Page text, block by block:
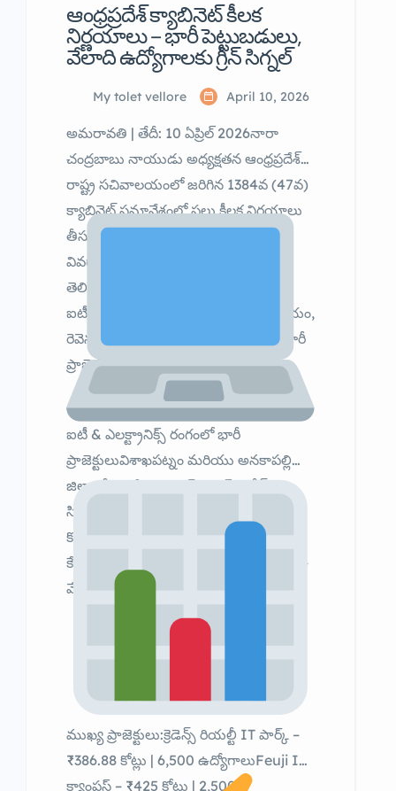
ఆంధ్రప్రదేశ్ క్యాబినెట్ కీలక
నిర్ణయాలు – భారీ పెట్టుబడులు,
వేలాది ఉద్యోగాలకు గ్రీన్ సిగ్నల్
My tolet vellore April 10, 2026
అమరావతి | తేదీ: 10 ఏప్రిల్ 2026నారా
చంద్రబాబు నాయుడు అధ్యక్షతన ఆంధ్రప్రదేశ్
రాష్ట్ర సచివాలయంలో జరిగిన 1384వ (47వ)
క్యాబినెట్ సమావేశంలో పలు కీలక నిర్ణయాలు
తీసుకోబడినట్లు ప్రభుత్వం వెల్లడించింది. ఈ
వివరాలను కొలుసు పార్థసారధి మీడియాకు
తెలియజేశారు.ఈ సమావేశంలో ముఖ్యంగా
ఐటీ, పరిశ్రమలు, ఎనర్జీ, టూరిజం, వ్యవసాయం,
రెవెన్యూ వంటి విభాగాలకు సంబంధించిన భారీ
ప్రాజెక్టులు ఆమోదం పొందాయి.
ఐటీ & ఎలక్ట్రానిక్స్ రంగంలో భారీ
ప్రాజెక్టులువిశాఖపట్నం మరియు అనకాపల్లి
జిల్లాల్లో AI డేటా సెంటర్ ప్రాజెక్ట్ కు గ్రీన్
సిగ్నల్IT పార్కులు, IT/ITES క్యాంపస్‌ల
కోసం అనేక కంపెనీలకు భూముల
కేటాయింపుమొత్తం పెట్టుబడులు వేల కోట్లలో –
వేలాది ఉద్యోగాల అవకాశాలు
ముఖ్య ప్రాజెక్టులు:క్రెడెన్స్ రియల్టీ IT పార్క్ –
₹386.88 కోట్లు | 6,500 ఉద్యోగాలుFeuji IT
క్యాంపస్ – ₹425 కోట్లు | 2,500